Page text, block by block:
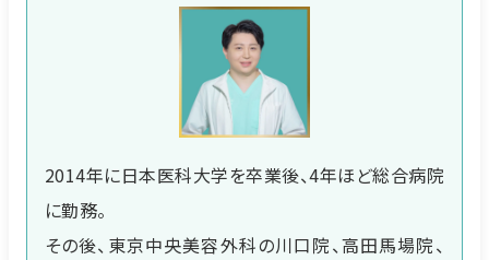
2014年に日本医科大学を卒業後、4年ほど総合病院
に勤務。
その後、東京中央美容外科の川口院、高田馬場院、